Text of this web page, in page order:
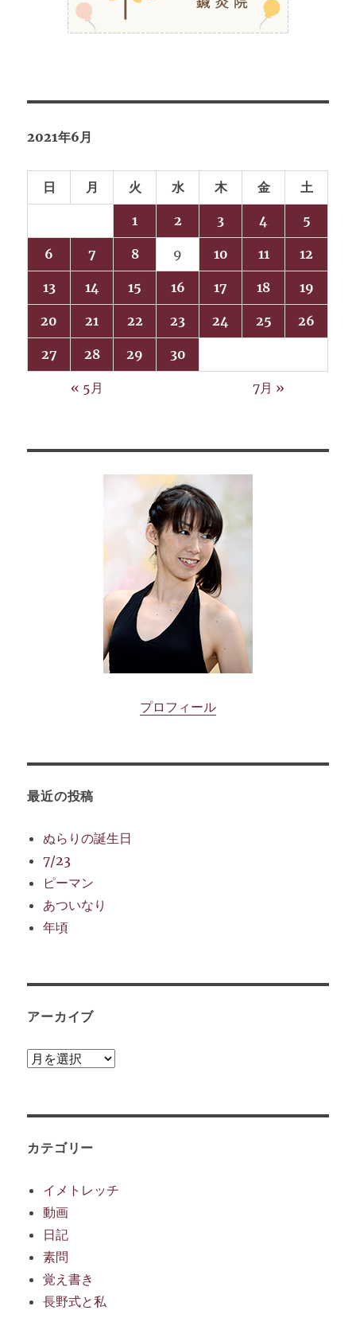
2021年6月
日 月 火 水 木 金 土
1 2 3 4 5
6 7 8 9 10 11 12
13 14 15 16 17 18 19
20 21 22 23 24 25 26
27 28 29 30
« 5月 7月 »
プロフィール
最近の投稿
ぬらりの誕生日
7/23
ピーマン
あついなり
年頃
アーカイブ
ア
ブ
カテゴリー
イメトレッチ
動画
日記
素問
覚え書き
長野式と私